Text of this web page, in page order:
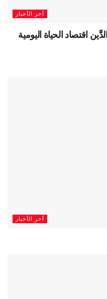
آخر الأخبار
اقتصاد الحياة اليومية
آخر الأخبار